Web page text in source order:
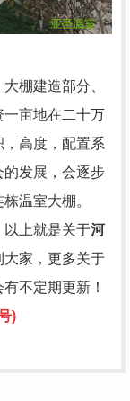
棚建造部分、
一亩地在二十万
高度，配置系
发展，会逐步
温室大棚。
上就是关于河
大家，更多关于
不定期更新！
)